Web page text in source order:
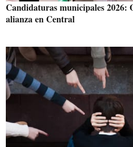
Candidaturas municipales 2026:
alianza en Central